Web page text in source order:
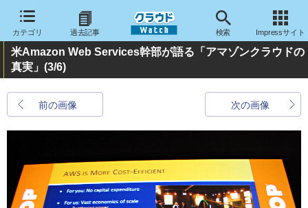
カテゴリ 過去記事 検索 Impressサイト
米Amazon Web Services幹部が語る「アマゾンクラウドの
真実」 (3/6)
前の画像 次の画像